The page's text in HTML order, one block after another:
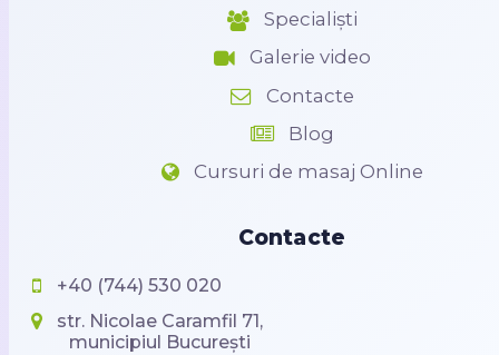
Specialiști
Galerie video
Contacte
Blog
Cursuri de masaj Online
Contacte
+40 (744) 530 020
str. Nicolae Caramfil 71,
municipiul București